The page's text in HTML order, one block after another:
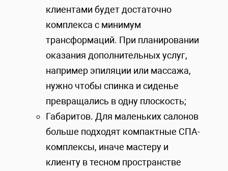
клиентами будет достаточно
комплекса с минимум
трансформаций. При планировании
оказания дополнительных услуг,
например эпиляции или массажа,
нужно чтобы спинка и сиденье
превращались в одну плоскость;
Габаритов. Для маленьких салонов
больше подходят компактные СПА-
комплексы, иначе мастеру и
клиенту в тесном пространстве